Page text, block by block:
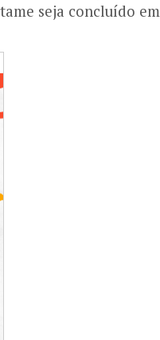
seja concluído em